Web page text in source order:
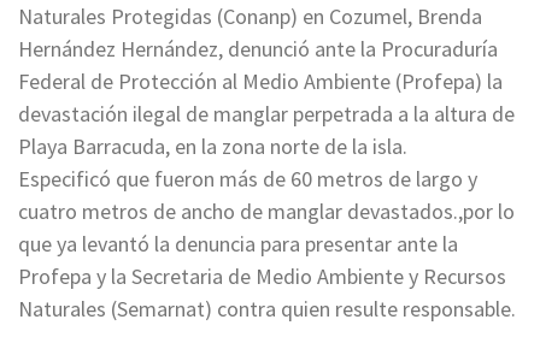
Naturales Protegidas (Conanp) en Cozumel, Brenda
Hernández Hernández, denunció ante la Procuraduría
Federal de Protección al Medio Ambiente (Profepa) la
devastación ilegal de manglar perpetrada a la altura de
Playa Barracuda, en la zona norte de la isla.
Especificó que fueron más de 60 metros de largo y
cuatro metros de ancho de manglar devastados.,por lo
que ya levantó la denuncia para presentar ante la
Profepa y la Secretaria de Medio Ambiente y Recursos
Naturales (Semarnat) contra quien resulte responsable.